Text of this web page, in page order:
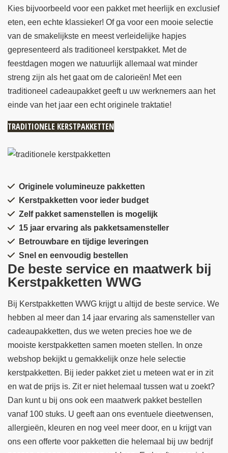
Kies bijvoorbeeld voor een pakket met heerlijk en exclusief
eten, een echte klassieker! Of ga voor een mooie selectie
van de smakelijkste en meest verleidelijke hapjes
gepresenteerd als traditioneel kerstpakket. Met de
feestdagen mogen we natuurlijk allemaal wat minder
streng zijn als het gaat om de calorieën! Met een
traditioneel cadeaupakket geeft u uw werknemers aan het
einde van het jaar een echt originele traktatie!
TRADITIONELE KERSTPAKKETTEN
Originele volumineuze pakketten
Kerstpakketten voor ieder budget
Zelf pakket samenstellen is mogelijk
15 jaar ervaring als pakketsamensteller
Betrouwbare en tijdige leveringen
Snel en eenvoudig bestellen
De beste service en maatwerk bij
Kerstpakketten WWG
Bij Kerstpakketten WWG krijgt u altijd de beste service. We
hebben al meer dan 14 jaar ervaring als samensteller van
cadeaupakketten, dus we weten precies hoe we de
mooiste kerstpakketten samen moeten stellen. In onze
webshop bekijkt u gemakkelijk onze hele selectie
kerstpakketten. Bij ieder pakket ziet u meteen wat er in zit
en wat de prijs is. Zit er niet helemaal tussen wat u zoekt?
Dan kunt u bij ons ook een maatwerk pakket bestellen
vanaf 100 stuks. U geeft aan ons eventuele dieetwensen,
allergieën, kleuren en nog veel meer door, en u krijgt van
ons een offerte voor pakketten die helemaal bij uw bedrijf